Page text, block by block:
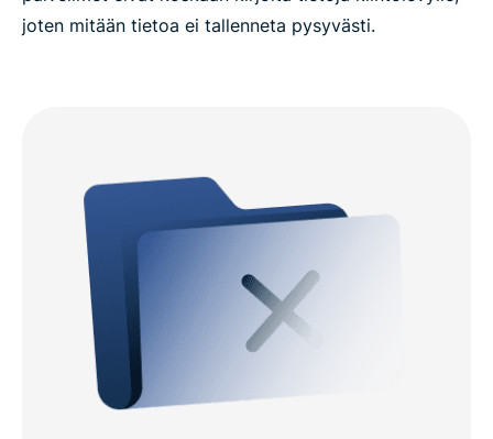
joten mitään tietoa ei tallenneta pysyvästi.